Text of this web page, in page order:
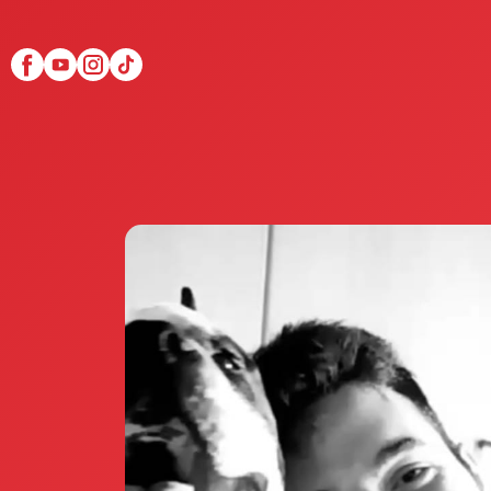
Scopri Club di Più
Le testimonianze Club
La fondatrice Valeria